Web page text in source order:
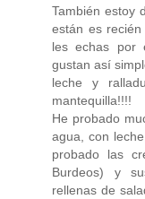
También estoy
están es
les echas por
gustan así
leche y
mantequilla!!!!
He probado
agua, con
probado las
Burdeos) y
rellenas de